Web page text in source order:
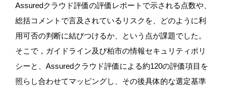
Assuredクラウド評価の評価レポートで示される点数や、
総括コメントで言及されているリスクを、どのように利
用可否の判断に結びつけるか、という点が課題でした。
そこで，ガイドライン及び柏市の情報セキュリティポリ
シーと、Assuredクラウド評価による約120の評価項目を
照らし合わせてマッピングし、その後具体的な選定基準